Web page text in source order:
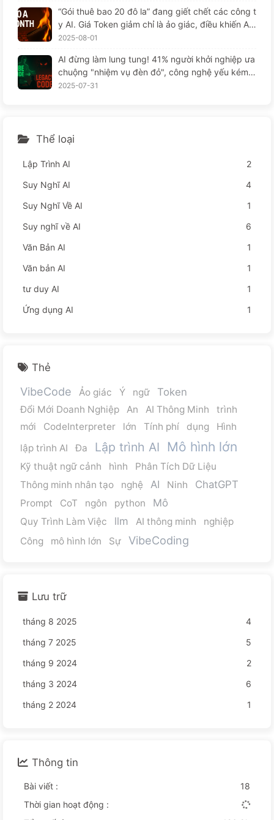
“Gói thuê bao 20 đô la” đang giết chết các công t
y AI. Giá Token giảm chỉ là ảo giác, điều khiến AI
thực sự đắt đỏ chính là lòng tham của bạn — Họ
2025-08-01
AI đừng làm lung tung! 41% người khởi nghiệp ưa
chuộng "nhiệm vụ đèn đỏ", công nghệ yếu kém k
hiến nhân viên khổ sở hơn — từ từ học AI
2025-07-31
Thể loại
Lập Trình AI
2
Suy Nghĩ AI
4
Suy Nghĩ Về AI
1
Suy nghĩ về AI
6
Văn Bản AI
1
Văn bản AI
1
tư duy AI
1
Ứng dụng AI
1
Thẻ
VibeCode Ảo giác Ý ngữ Token
Đổi Mới Doanh Nghiệp An AI Thông Minh
trình
mới
CodeInterpreter lớn Tính phí dụng
Hình
lập trình AI
Đa Lập trình AI Mô hình lớn
Kỹ thuật ngữ cảnh hình
Phân Tích Dữ Liệu
Thông minh nhân tạo
nghệ AI Ninh ChatGPT
Prompt CoT ngôn python Mô
Quy Trình Làm Việc llm AI thông minh
nghiệp
Công
mô hình lớn Sự VibeCoding
Lưu trữ
tháng 8 2025
4
tháng 7 2025
5
tháng 9 2024
2
tháng 3 2024
6
tháng 2 2024
1
Thông tin
Bài viết :
18
Thời gian hoạt động :